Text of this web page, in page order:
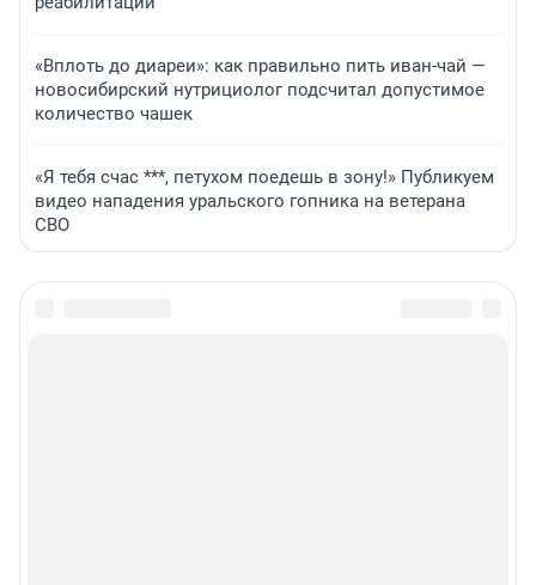
«Вплоть до диареи»: как правильно пить иван-чай —
новосибирский нутрициолог подсчитал допустимое
количество чашек
«Я тебя счас ***, петухом поедешь в зону!» Публикуем
видео нападения уральского гопника на ветерана
СВО